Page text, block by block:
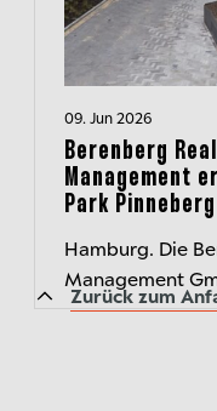
09. Jun 2026
Berenberg
Management
Park
Hamburg. Die
Management
Zurück zum